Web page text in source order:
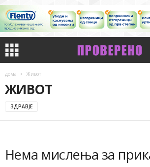
дома Живот
ЖИВОТ
ЗДРАВЈЕ
Нема мислења за